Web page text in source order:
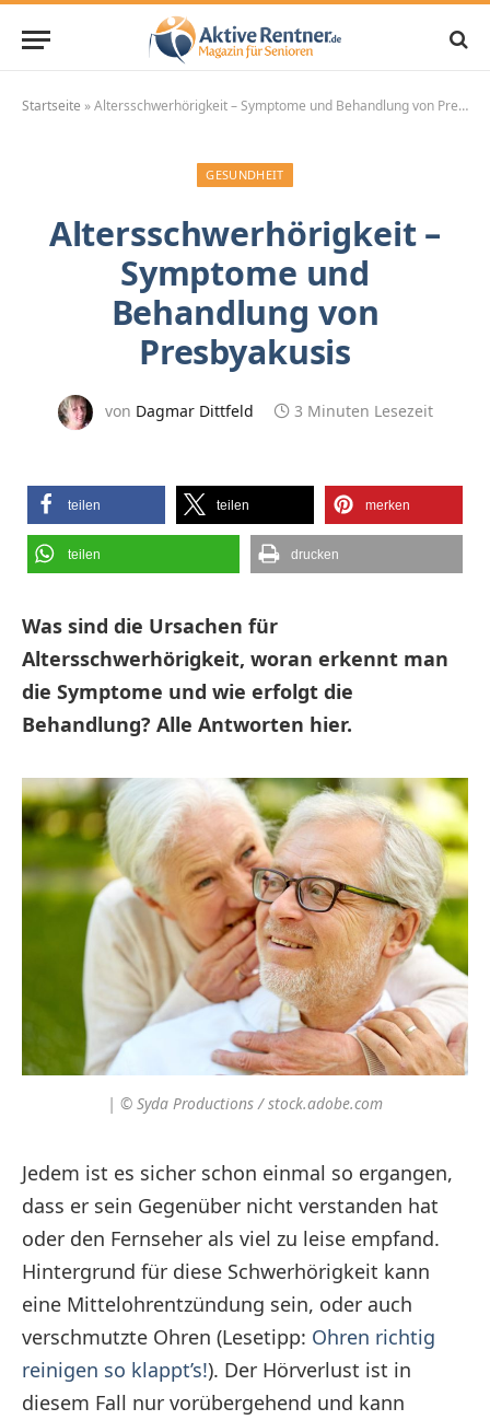
Startseite »Altersschwerhörigkeit – Symptome und Behandlung von Presbyakusis
GESUNDHEIT
Altersschwerhörigkeit –
Symptome und
Behandlung von
Presbyakusis
von Dagmar Dittfeld 3 Minuten Lesezeit
teilen teilen merken
teilen drucken
Was sind die Ursachen für
Altersschwerhörigkeit, woran erkennt man
die Symptome und wie erfolgt die
Behandlung? Alle Antworten hier.
| © Syda Productions / stock.adobe.com
Jedem ist es sicher schon einmal so ergangen,
dass er sein Gegenüber nicht verstanden hat
oder den Fernseher als viel zu leise empfand.
Hintergrund für diese Schwerhörigkeit kann
eine Mittelohrentzündung sein, oder auch
verschmutzte Ohren (Lesetipp: Ohren richtig
reinigen so klappt’s!). Der Hörverlust ist in
diesem Fall nur vorübergehend und kann